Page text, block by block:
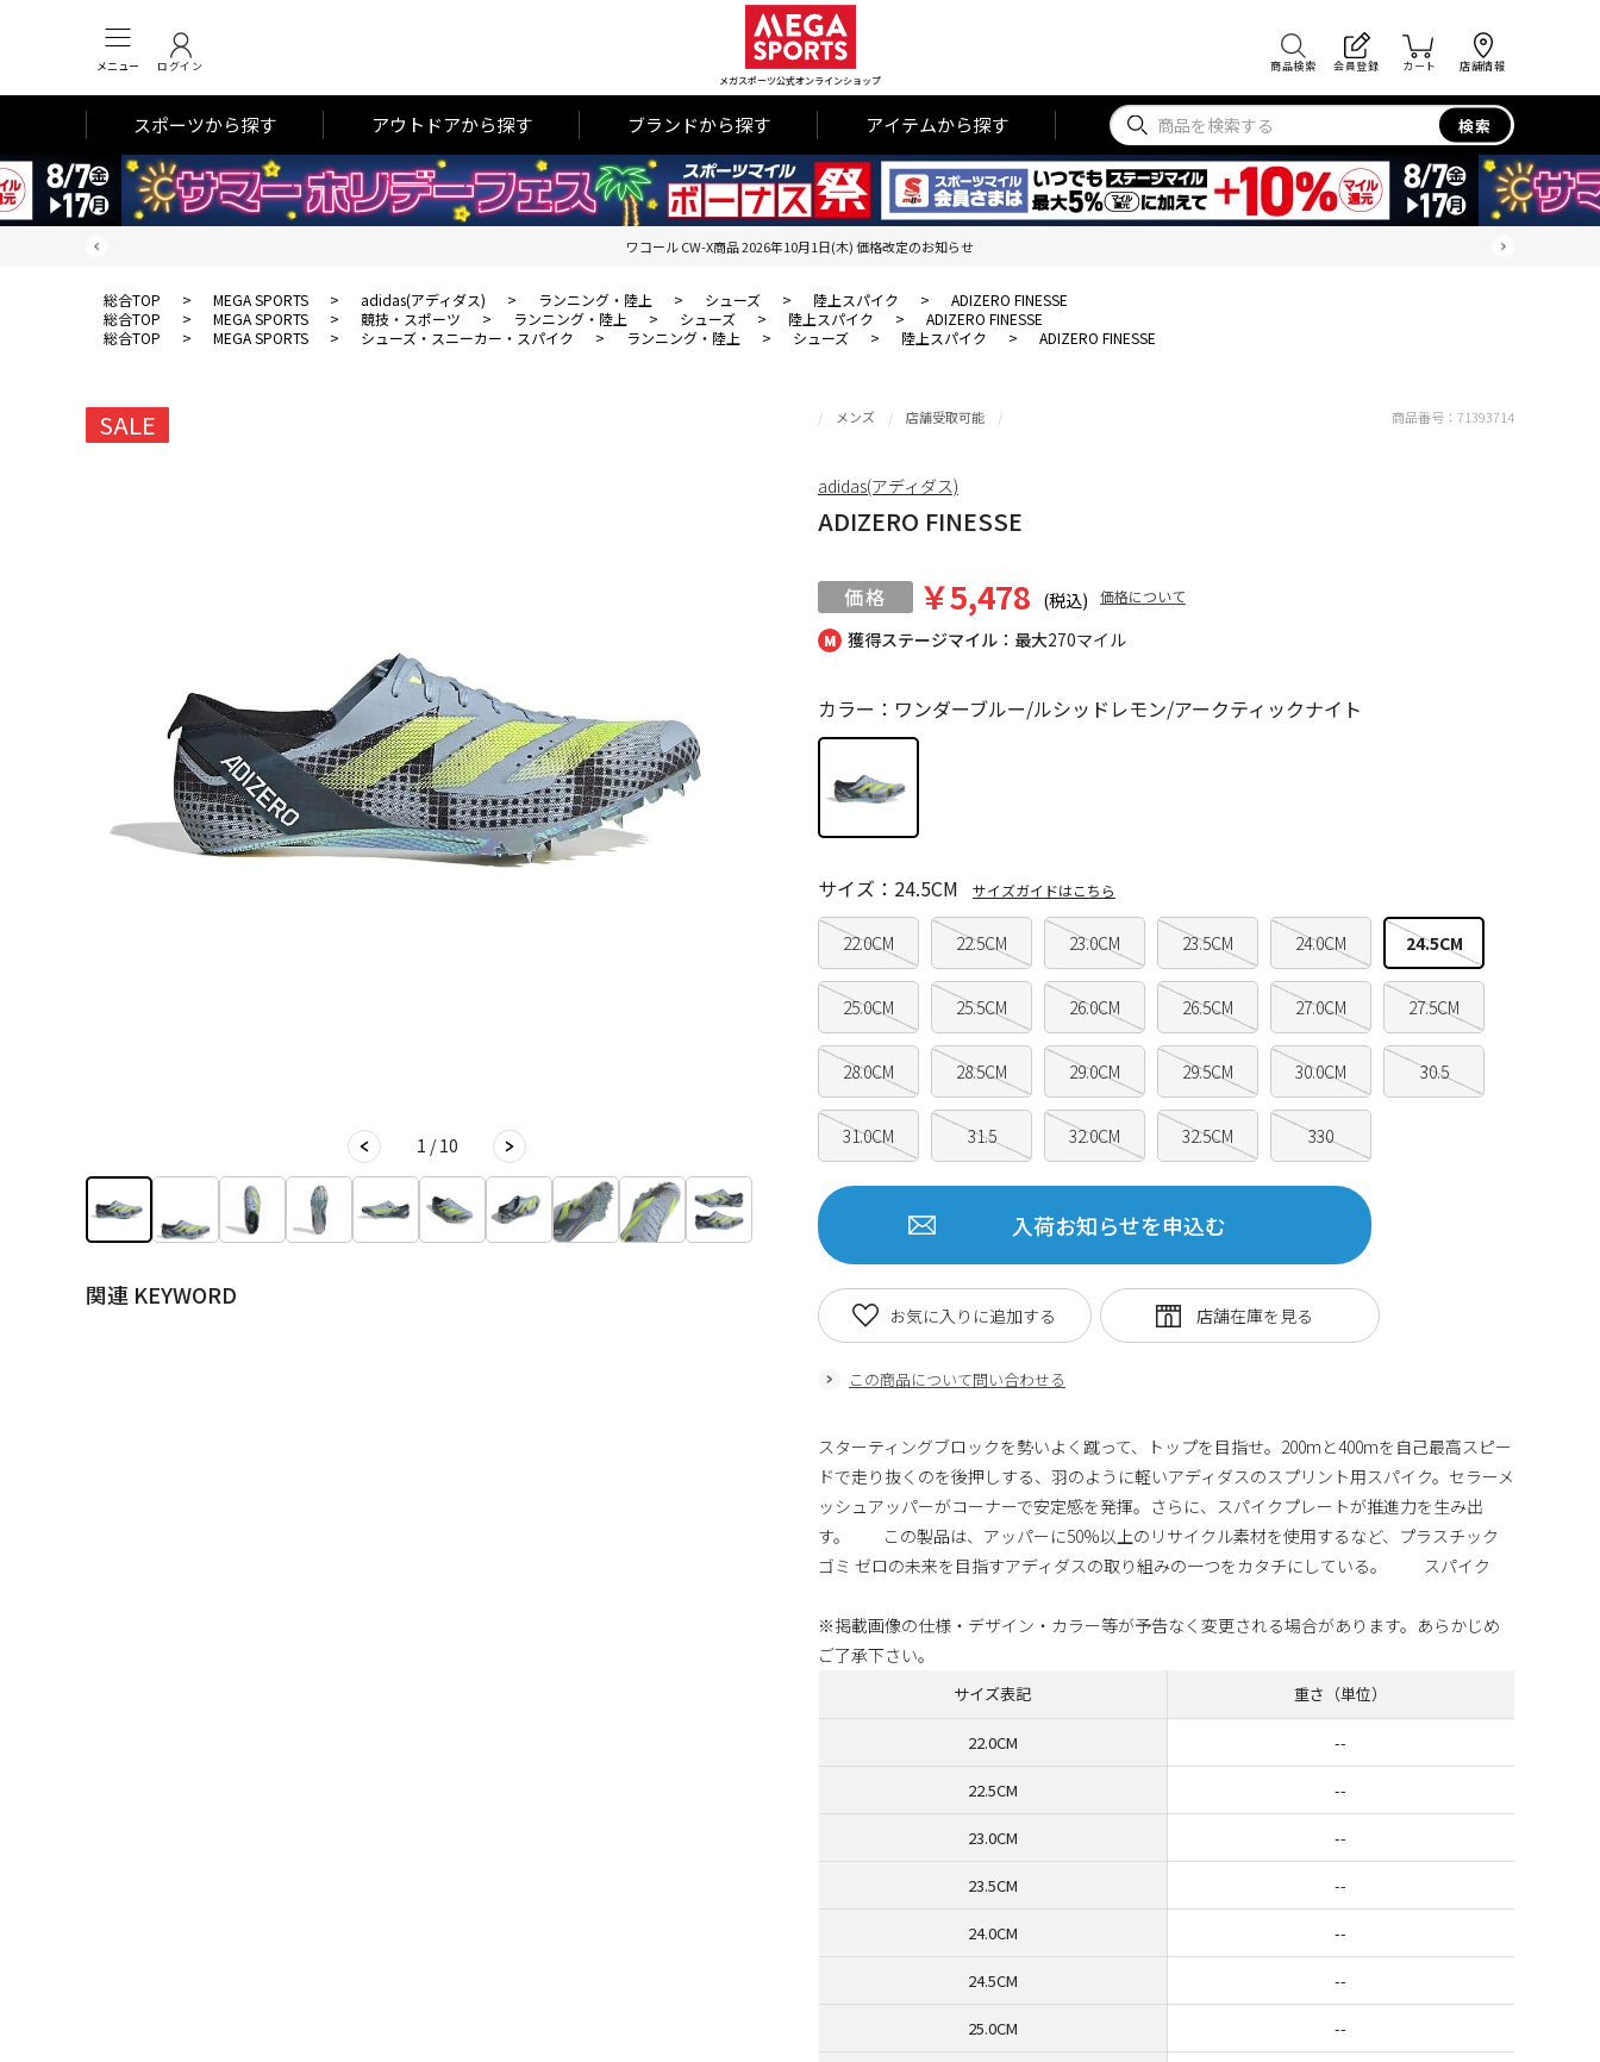
メニュー ログイン
メガスポーツ公式オンラインショップ
商品検索 会員登録 カート 店舗情報
スポーツから探す アウトドアから探す ブランドから探す アイテムから探す 検索
ワコール CW-X商品 2026年10月1日(木) 価格改定のお知らせ
総合TOP > MEGA SPORTS > adidas(アディダス) > ランニング・陸上 > シューズ > 陸上スパイク >
ADIZERO FINESSE
総合TOP
> MEGA SPORTS > 競技・スポーツ > ランニング・陸上 > シューズ > 陸上スパイク >
ADIZERO FINESSE
総合TOP
> MEGA SPORTS > シューズ・スニーカー・スパイク > ランニング・陸上 > シューズ > 陸上スパイク > ADIZERO FINESSE
SALE
1 / 10
関連 KEYWORD
獲得ステージマイル：最大270マイル
メンズ 店舗受取可能
ADIZERO FINESSE
￥5,478 (税込) 価格について
カラー：ワンダーブルー/ルシッドレモン/アークティックナイト
22.0CM 22.5CM 23.0CM 23.5CM 24.0CM 24.5CM
25.0CM 25.5CM 26.0CM 26.5CM 27.0CM 27.5CM
28.0CM 28.5CM 29.0CM 29.5CM 30.0CM 30.5
31.0CM 31.5 32.0CM 32.5CM 330
サイズ：24.5CM サイズガイドはこちら
入荷お知らせを申込む
この商品について問い合わせる
お気に入りに追加する
商品番号： 71393714
adidas(アディダス)
スターティングブロックを勢いよく蹴って、トップを目指せ。200mと400mを自己最高スピー
ドで走り抜くのを後押しする、羽のように軽いアディダスのスプリント用スパイク。セラーメ
ッシュアッパーがコーナーで安定感を発揮。さらに、スパイクプレートが推進力を生み出
す。 この製品は、アッパーに50%以上のリサイクル素材を使用するなど、プラスチック
ゴミ ゼロの未来を目指すアディダスの取り組みの一つをカタチにしている。 スパイク
※掲載画像の仕様・デザイン・カラー等が予告なく変更される場合があります。あらかじめ
ご了承下さい。
サイズ表記 重さ（単位）
22.0CM --
22.5CM --
23.0CM --
23.5CM --
24.0CM --
24.5CM --
25.0CM --